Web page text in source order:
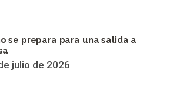
se prepara para una salida a
julio de 2026